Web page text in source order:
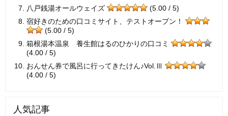
八戸銭湯オールウェイズ
(5.00 / 5)
宿好きのための口コミサイト、テストオープン！
(5.00 / 5)
箱根湯本温泉 養生館はるのひかりの口コミ
(4.00 / 5)
おんせん券で風呂に行ってきたけん♪Vol.Ⅲ
(4.00 / 5)
人気記事